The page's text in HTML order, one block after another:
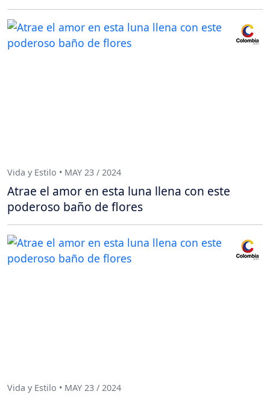
Vida y Estilo • MAY 23 / 2024
Atrae el amor en esta luna llena con este
poderoso baño de flores
Vida y Estilo • MAY 23 / 2024